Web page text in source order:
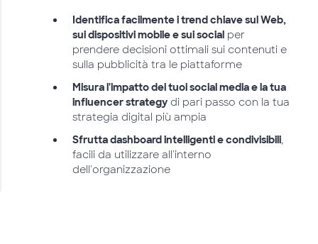
Identifica facilmente i trend chiave sul Web,
sui dispositivi mobile e sui socialper
prendere decisioni ottimali sui contenuti e
sulla pubblicità tra le piattaforme
Misura l'impatto dei tuoi social media e la tua
influencer strategydi pari passo con la tua
strategia digital più ampia
Sfrutta dashboard intelligenti e condivisibili,
facili da utilizzare all'interno
dell'organizzazione